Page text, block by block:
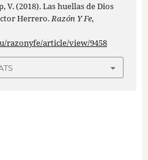
V. (2018). Las huellas de Dios
Herrero.Razón Y Fe,
razonyfe/article/view/9458